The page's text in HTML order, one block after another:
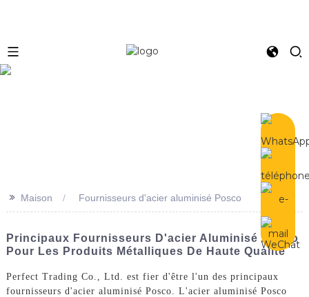
>> Maison Fournisseurs d'acier aluminisé Posco
Principaux Fournisseurs D'acier Aluminisé Posco
Pour Les Produits Métalliques De Haute Qualité
Perfect Trading Co., Ltd. est fier d'être l'un des principaux
fournisseurs d'acier aluminisé Posco. L'acier aluminisé Posco